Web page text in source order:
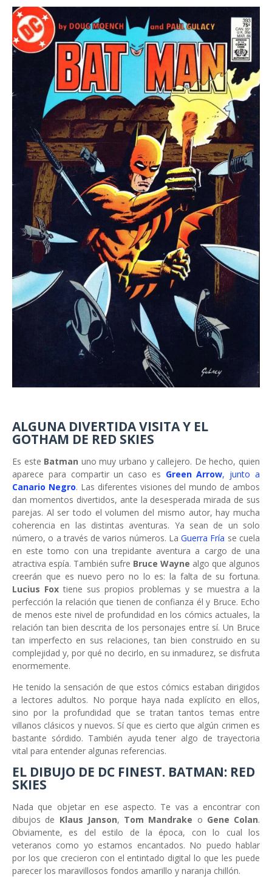
ALGUNA DIVERTIDA VISITA Y EL
GOTHAM DE RED SKIES
Es este Batman uno muy urbano y callejero. De hecho, quien
aparece para compartir un caso es Green Arrow, junto a
Canario Negro. Las diferentes visiones del mundo de ambos
dan momentos divertidos, ante la desesperada mirada de sus
parejas. Al ser todo el volumen del mismo autor, hay mucha
coherencia en las distintas aventuras. Ya sean de un solo
número, o a través de varios números. LaGuerra Fría se cuela
en este tomo con una trepidante aventura a cargo de una
atractiva espía. También sufre Bruce Wayne algo que algunos
creerán que es nuevo pero no lo es: la falta de su fortuna.
Lucius Fox tiene sus propios problemas y se muestra a la
perfección la relación que tienen de confianza él y Bruce. Echo
de menos este nivel de profundidad en los cómics actuales, la
relación tan bien descrita de los personajes entre sí. Un Bruce
tan imperfecto en sus relaciones, tan bien construido en su
complejidad y, por qué no decirlo, en su inmadurez, se disfruta
enormemente.
He tenido la sensación de que estos cómics estaban dirigidos
a lectores adultos. No porque haya nada explícito en ellos,
sino por la profundidad que se tratan tantos temas entre
villanos clásicos y nuevos. Sí que es cierto que algún crimen es
bastante sórdido. También ayuda tener algo de trayectoria
vital para entender algunas referencias.
EL DIBUJO DE DC FINEST. BATMAN: RED
SKIES
Nada que objetar en ese aspecto. Te vas a encontrar con
dibujos de Klaus Janson, Tom Mandrake o Gene Colan.
Obviamente, es del estilo de la época, con lo cual los
veteranos como yo estamos encantados. No puedo hablar
por los que crecieron con el entintado digital lo que les puede
parecer los maravillosos fondos amarillo y naranja chillón.